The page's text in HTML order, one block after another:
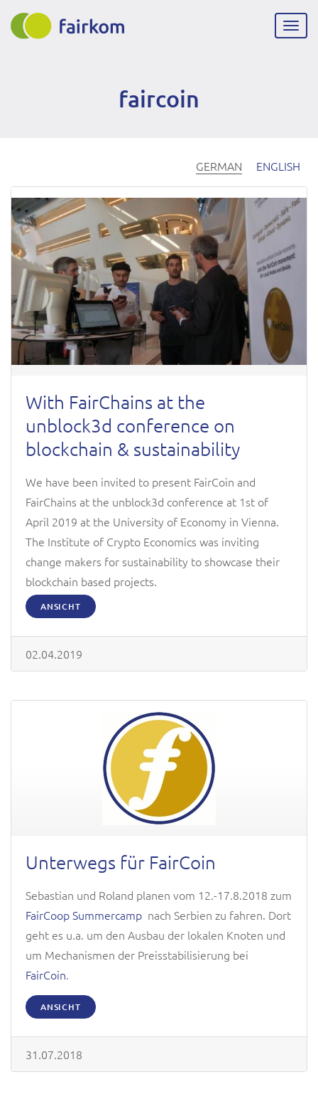
Direkt
zum
faircoin
GERMAN ENGLISH
With FairChains at the
unblock3d conference on
blockchain & sustainability
We have been invited to present FairCoin and
FairChains at the unblock3d conference at 1st of
April 2019 at the University of Economy in Vienna.
The Institute of Crypto Economics was inviting
change makers for sustainability to showcase their
blockchain based projects.
ANSICHT
02.04.2019
Unterwegs für FairCoin
Sebastian und Roland planen vom 12.-17.8.2018 zum
FairCoop Summercamp nach Serbien zu fahren. Dort
geht es u.a. um den Ausbau der lokalen Knoten und
um Mechanismen der Preisstabilisierung bei
FairCoin.
ANSICHT
31.07.2018